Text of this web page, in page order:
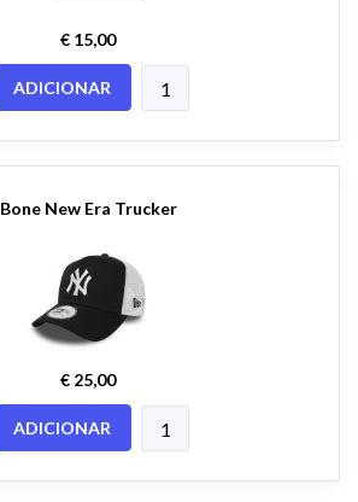
€ 15,00
ADICIONAR
Bone New Era Trucker
€ 25,00
ADICIONAR